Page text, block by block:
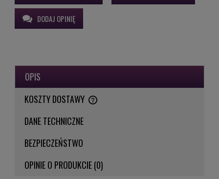
DODAJ OPINIĘ
OPIS
KOSZTY DOSTAWY
CENA NIE ZAWIERA EWENTUALNYCH KOSZTÓW PŁATNOŚCI
DANE TECHNICZNE
BEZPIECZEŃSTWO
OPINIE O PRODUKCIE (0)